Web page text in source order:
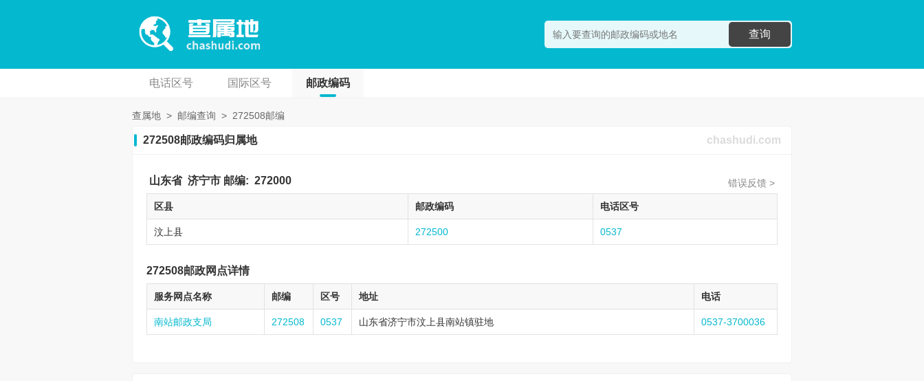
查询
电话区号 国际区号 邮政编码
查属地 > 邮编查询 > 272508邮编
272508邮政编码归属地 chashudi.com
山东省 济宁市 邮编: 272000 错误反馈 >
区县 邮政编码 电话区号
汶上县 272500 0537
272508邮政网点详情
服务网点名称 邮编 区号 地址 电话
南站邮政支局 272508 0537 山东省济宁市汶上县南站镇驻地 0537-3700036